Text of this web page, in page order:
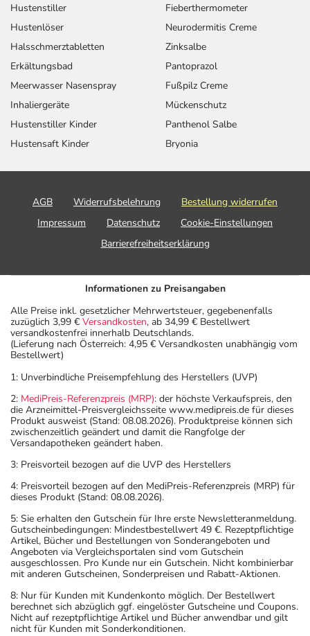
Hustenstiller
Hustenlöser
Halsschmerztabletten
Erkältungsbad
Meerwasser Nasenspray
Inhaliergeräte
Hustenstiller Kinder
Hustensaft Kinder
Fieberthermometer
Neurodermitis Creme
Zinksalbe
Pantoprazol
Fußpilz Creme
Mückenschutz
Panthenol Salbe
Bryonia
AGB Widerrufsbelehrung
Bestellung widerrufen
Impressum
Datenschutz
Cookie-Einstellungen
Barrierefreiheitserklärung
Informationen zu Preisangaben
Alle Preise inkl. gesetzlicher Mehrwertsteuer, gegebenenfalls
zuzüglich 3,99 € Versandkosten, ab 34,99 € Bestellwert
versandkostenfrei innerhalb Deutschlands.
(Lieferung nach Österreich: 4,95 € Versandkosten unabhängig vom
Bestellwert)
1: Unverbindliche Preisempfehlung des Herstellers (UVP)
2: MediPreis-Referenzpreis (MRP): der höchste Verkaufspreis, den
die Arzneimittel-Preisvergleichsseite www.medipreis.de für dieses
Produkt ausweist (Stand: 08.08.2026). Produktpreise können sich
zwischenzeitlich geändert und damit die Rangfolge der
Versandapotheken geändert haben.
3: Preisvorteil bezogen auf die UVP des Herstellers
4: Preisvorteil bezogen auf den MediPreis-Referenzpreis (MRP) für
dieses Produkt (Stand: 08.08.2026).
5: Sie erhalten den Gutschein für Ihre erste Newsletteranmeldung.
Gutscheinbedingungen: Mindestbestellwert 49 €. Rezeptpflichtige
Artikel, Bücher und Bestellungen von Sonderangeboten und
Angeboten via Vergleichsportalen sind vom Gutschein
ausgeschlossen. Pro Kunde nur ein Gutschein. Nicht kombinierbar
mit anderen Gutscheinen, Sonderpreisen und Rabatt-Aktionen.
8: Nur für Kunden mit Kundenkonto möglich. Der Bestellwert
berechnet sich abzüglich ggf. eingelöster Gutscheine und Coupons.
Nicht auf rezeptpflichtige Artikel und Bücher anwendbar und gilt
nicht für Kunden mit Sonderkonditionen.